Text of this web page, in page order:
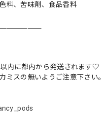
料、苦味剤、食品香料
内に都内から発送されます♡
スの無いようご注意下さい。